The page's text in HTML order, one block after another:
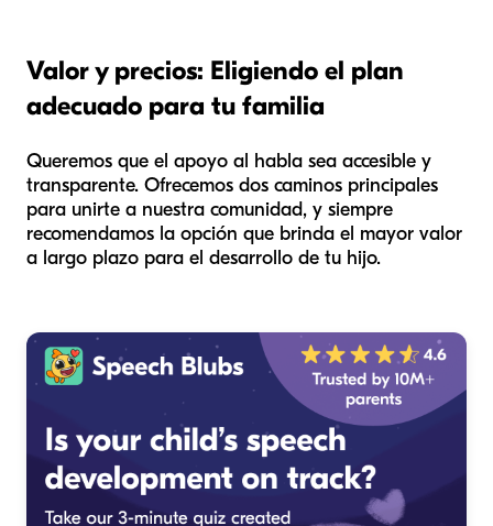
Valor y precios: Eligiendo el plan
adecuado para tu familia
Queremos que el apoyo al habla sea accesible y
transparente. Ofrecemos dos caminos principales
para unirte a nuestra comunidad, y siempre
recomendamos la opción que brinda el mayor valor
a largo plazo para el desarrollo de tu hijo.